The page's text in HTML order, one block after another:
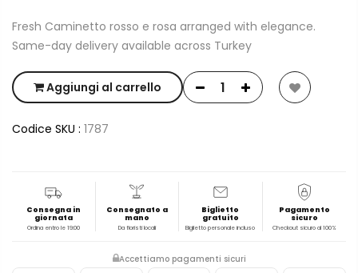
Fresh Caminetto rosso e rosa arranged with elegance.
Same-day delivery available across Turkey
Aggiungi al carrello
Codice SKU : 1787
Consegna in
giornata
Ordina entro le 19:00
Consegnato a
mano
Da fioristi locali
Biglietto
gratuito
Biglietto personale incluso
Pagamento
sicuro
Checkout sicuro al 100%
Accettiamo pagamenti sicuri